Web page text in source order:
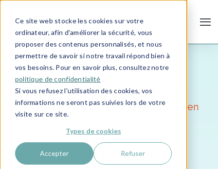
Ce site web stocke les cookies sur votre
ordinateur, afin d'améliorer la sécurité, vous
proposer des contenus personnalisés, et nous
permettre de savoir si notre travail répond bien à
vos besoins. Pour en savoir plus, consultez notre
politique de confidentialité
Si vous refusez l'utilisation des cookies, vos
informations ne seront pas suivies lors de votre
visite sur ce site.
Types de cookies
Accepter Refuser
Anamnèse Citana
Citana, le logiciel tout-en-un des
praticiens libéraux, CPTS, MSP, SAD,
pour l'exercice coordonné et la prise en
charge des patients
Un
seul outil pour